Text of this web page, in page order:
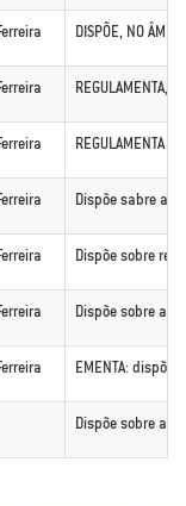
DISPÕE, NO
REGULAMENTA,
REGULAMENTA A
Dispõe sabre a
Dispõe sobre
Dispõe sobre a
EMENTA:
Dispõe sobre a